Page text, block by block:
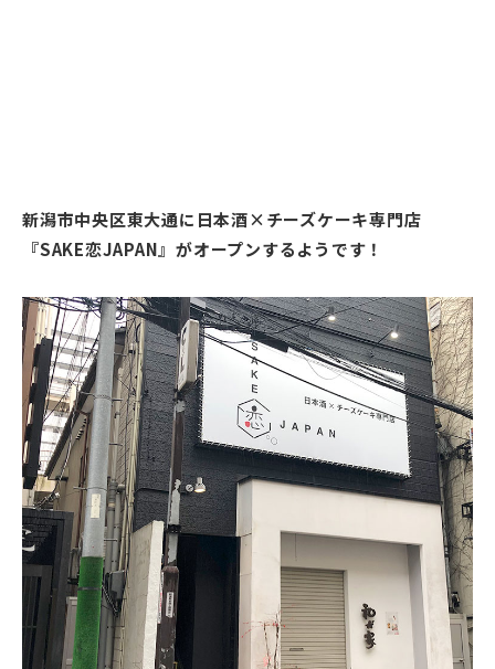
新潟市中央区東大通に日本酒×チーズケーキ専門店
『SAKE恋JAPAN』がオープンするようです！